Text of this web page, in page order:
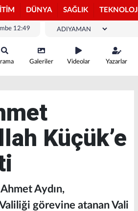
DÜNYA SAĞLIK TEKNOLOJİ
12:49
Galeriler Videolar Yazarlar
Küçük’e
Aydın,
görevine atanan Vali